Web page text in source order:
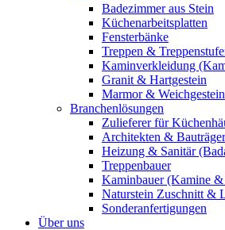
Badezimmer aus Stein
Küchenarbeitsplatten
Fensterbänke
Treppen &
Kaminverkleidung
Granit & Hartgestein
Marmor & Weichgestein
Branchenlösungen
Zulieferer für
Architekten & Bauträger
Heizung & Sanitär
Treppenbauer
Kaminbauer (Kamine
Naturstein Zuschnitt &
Sonderanfertigungen
Über uns